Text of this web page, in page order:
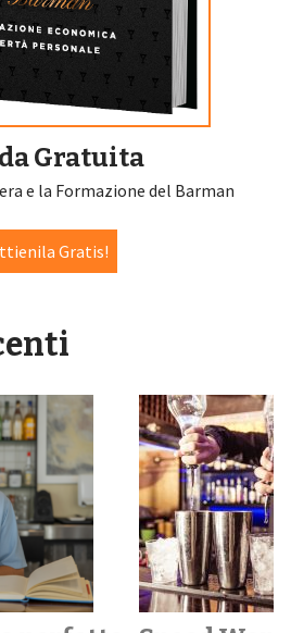
Gratuita
e la Formazione del Barman
Gratis!